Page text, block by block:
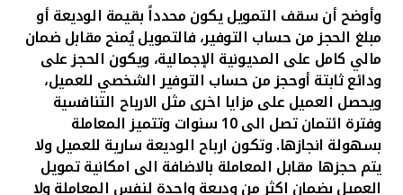
مملكة البحرين
وأوضح أن سقف التمويل يكون محدداً بقيمة الوديعة أو
مبلغ الحجز من حساب التوفير، فالتمويل يُمنح مقابل ضمان
مالي كامل على المديونية الإجمالية، ويكون الحجز على
ودائع ثابتة أوحجز من حساب التوفير الشخصي للعميل،
ويحصل العميل على مزايا اخرى مثل الارباح التنافسية
وفترة ائتمان تصل الى 10 سنوات وتتميز المعاملة
بسهولة انجازها. وتكون ارباح الوديعة سارية للعميل ولا
يتم حجزها مقابل المعاملة بالاضافة الى امكانية تمويل
العميل بضمان اكثر من وديعة واحدة لنفس المعاملة ولا